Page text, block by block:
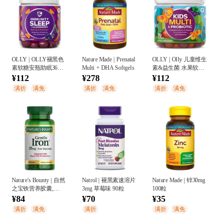
OLLY | OLLY褪黑色
素软糖安瓶助眠36粒
免疫修复睡眠维生素
¥112
满折 满免
Nature Made | Prenatal
Multi + DHA Softgels
¥278
满折 满免
OLLY | Olly 儿童维生
素&益生菌 水果软糖
70粒
¥112
满折 满免
Nature's Bounty | 自然
之宝铁营养胶囊,
28mg
¥84
满折 满免
Natrol | 褪黑素速溶片
3mg 草莓味 90粒
¥70
满折
Nature Made | 锌30mg
100粒
¥35
满折 满免